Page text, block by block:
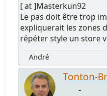
[ at ]Masterkun92
Le pas doit être trop
expliquerait les zones
répéter style un store
André
Tonton-
-